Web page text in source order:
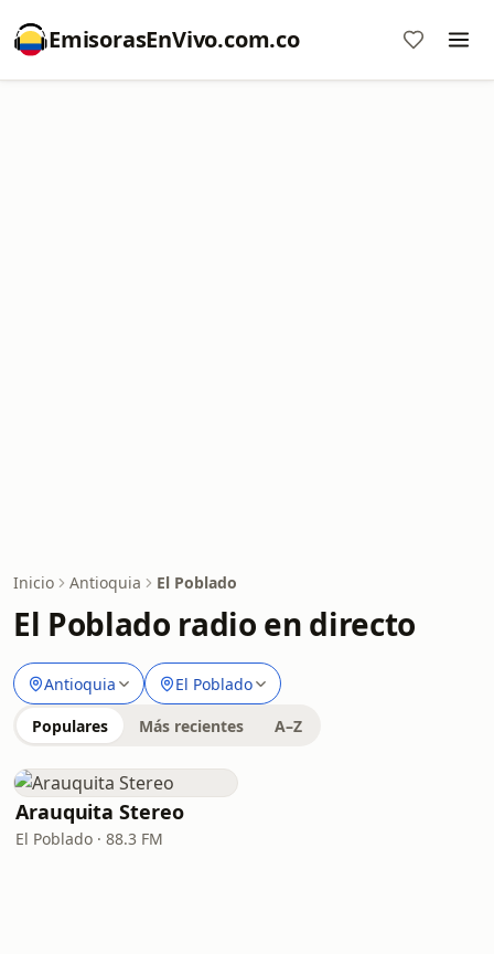
EmisorasEnVivo.com.co
Inicio Antioquia El Poblado
El Poblado radio en directo
Antioquia El Poblado
Populares Más recientes A–Z
Arauquita Stereo
El Poblado · 88.3 FM